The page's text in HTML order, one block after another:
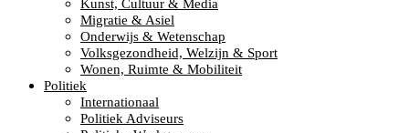
Kunst, Cultuur & Media
Migratie & Asiel
Onderwijs & Wetenschap
Volksgezondheid, Welzijn & Sport
Wonen, Ruimte & Mobiliteit
Politiek
Internationaal
Politiek Adviseurs